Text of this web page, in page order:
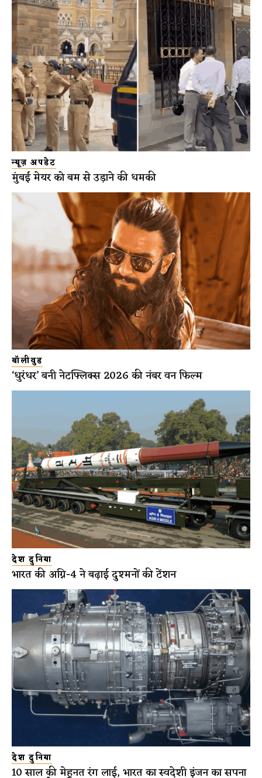
न्यूज़ अपडेट
मुंबई मेयर को बम से उड़ाने की धमकी
बॉलीवुड
‘धुरंधर’ बनी नेटफ्लिक्स 2026 की नंबर वन फिल्म
देश दुनिया
भारत की अग्नि-4 ने बढ़ाई दुश्मनों की टेंशन
देश दुनिया
10 साल की मेहनत रंग लाई, भारत का स्वदेशी इंजन का सपना